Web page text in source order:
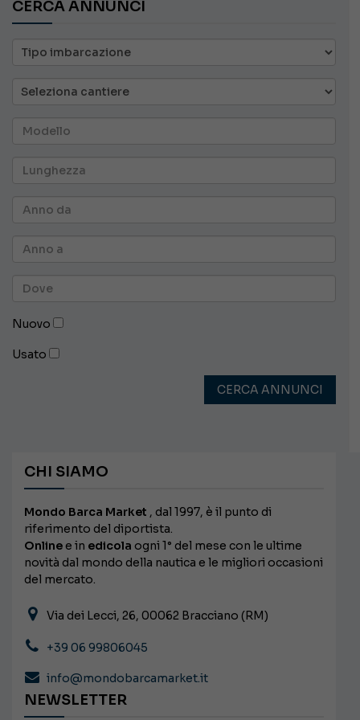
CERCA ANNUNCI
Nuovo
Usato
CERCA ANNUNCI
CHI SIAMO
Mondo Barca Market , dal 1997, è il punto di
riferimento del diportista.
Online e in edicola ogni 1° del mese con le ultime
novità dal mondo della nautica e le migliori occasioni
del mercato.
Via dei Lecci, 26, 00062 Bracciano (RM)
+39 06 99806045
info@mondobarcamarket.it
NEWSLETTER